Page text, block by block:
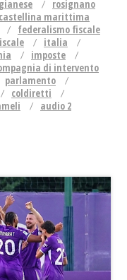
rosignano
castellina marittima
federalismo fiscale
italia
imposte
di intervento
parlamento
coldiretti
audio 2